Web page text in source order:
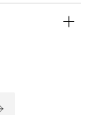
bij
tijd.